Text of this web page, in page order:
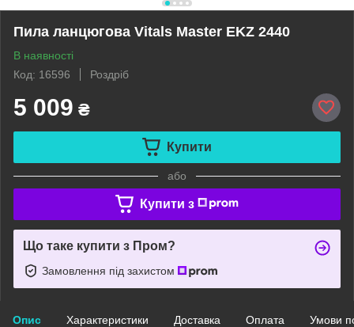
Пила ланцюгова Vitals Master EKZ 2440
В наявності
Код: 16596
Роздріб
5 009 ₴
Купити
або
Купити з
Що таке купити з Пром?
Замовлення під захистом
Опис Характеристики Доставка Оплата Умови